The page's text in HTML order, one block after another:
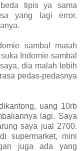
tipis ya sama
yang lagi error.
sambal matah
Indomie sambal
dia malah lebih
pedas-pedasnya
uang 10rb
lagi. Saya
saya jual 2700.
supermarket, mini
juga ada yang